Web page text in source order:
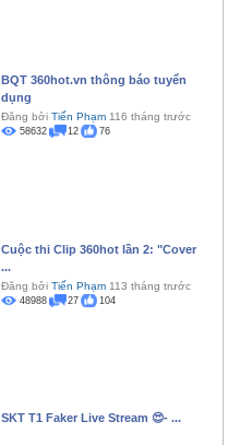
BQT 360hot.vn thông báo tuyển
dụng
Đăng bởi Tiến Phạm 116 tháng trước
58632 12 76
Cuộc thi Clip 360hot lần 2: "Cover
...
Đăng bởi Tiến Phạm 113 tháng trước
48988 27 104
SKT T1 Faker Live Stream 😍- ...